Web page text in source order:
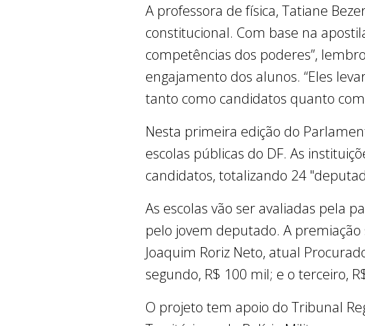
A professora de física, Tatiane
constitucional. Com base na
competências dos poderes”,
engajamento dos alunos. “Eles
tanto como candidatos quanto
Nesta primeira edição do
escolas públicas do DF. As
candidatos, totalizando 24
As escolas vão ser avaliadas pela
pelo jovem deputado. A
Joaquim Roriz Neto, atual
segundo, R$ 100 mil; e o terceiro,
O projeto tem apoio do Tribunal